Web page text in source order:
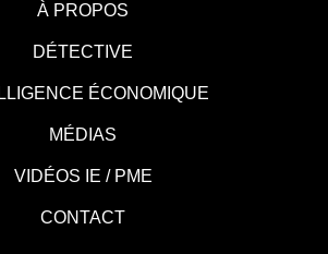
À PROPOS
DÉTECTIVE
ÉCONOMIQUE
MÉDIAS
VIDÉOS IE / PME
CONTACT